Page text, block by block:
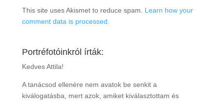
This site uses Akismet to reduce spam. Learn how your
comment data is processed.
Portréfotóinkról írták:
Kedves Attila!
A tanácsod ellenére nem avatok be senkit a
kiválogatásba, mert azok, amiket kiválasztottam és